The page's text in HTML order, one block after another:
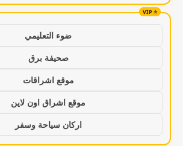
ضوء التعليمي
صحيفة برق
موقع اشراقات
موقع اشراق اون لاين
اركان سياحة وسفر